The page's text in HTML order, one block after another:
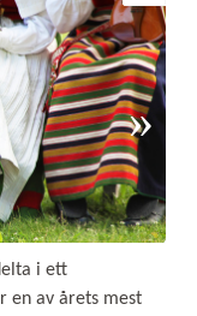
i ett
en av årets mest